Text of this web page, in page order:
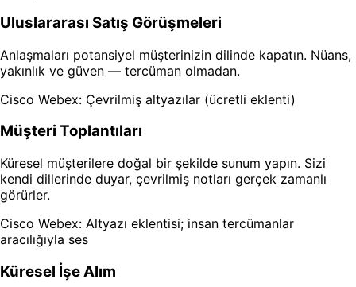
Uluslararası Satış Görüşmeleri
Anlaşmaları potansiyel müşterinizin dilinde kapatın. Nüans,
yakınlık ve güven — tercüman olmadan.
Cisco Webex: Çevrilmiş altyazılar (ücretli eklenti)
Müşteri Toplantıları
Küresel müşterilere doğal bir şekilde sunum yapın. Sizi
kendi dillerinde duyar, çevrilmiş notları gerçek zamanlı
görürler.
Cisco Webex: Altyazı eklentisi; insan tercümanlar
aracılığıyla ses
Küresel İşe Alım